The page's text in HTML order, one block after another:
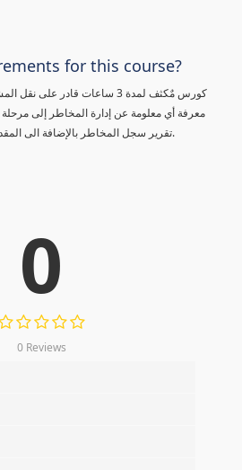
for this course?
كورس مٌكثف لمدة 3 ساعات قادر
معرفة أي معلومة عن إدارة المخاطر إلى
تقرير سجل المخاطر بالإضافة الى المقدرة التامية لإدارة مخاطر المشاريع.
0
0 Reviews